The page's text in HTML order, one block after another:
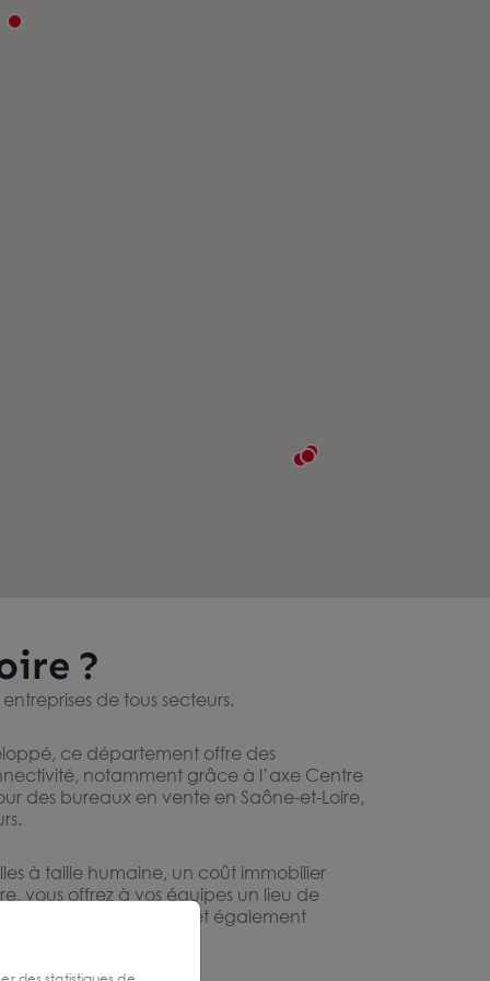
?
de tous secteurs.
ce département offre des
notamment grâce à l’axe Centre
des bureaux en vente en Saône-et-Loire,
à taille humaine, un coût immobilier
vous offrez à vos équipes un lieu de
favorable permet également